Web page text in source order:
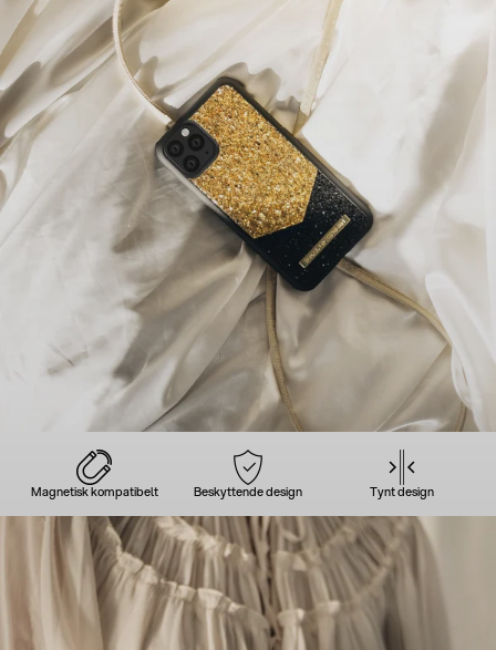
Magnetisk kompatibelt Beskyttende design Tynt design